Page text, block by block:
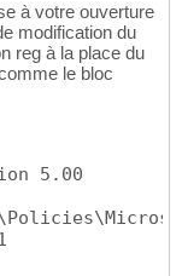
à votre ouverture
modification du
reg à la place du
le bloc
5.00